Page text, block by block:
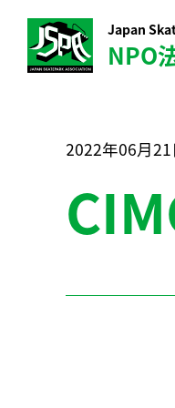
Japan
NPO
2022年06月21